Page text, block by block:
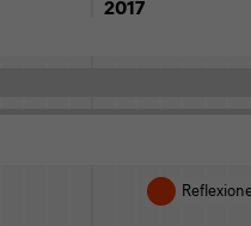
2017